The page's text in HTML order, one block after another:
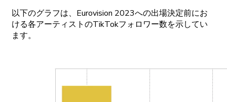
以下のグラフは、 Eurovision 2023への出場決定前にお
ける各アーティストのTikTokフォロワー数を示してい
ます。